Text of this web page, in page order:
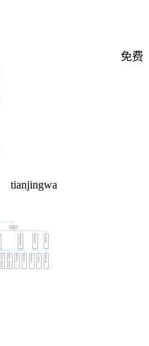
tianjingwa
免费